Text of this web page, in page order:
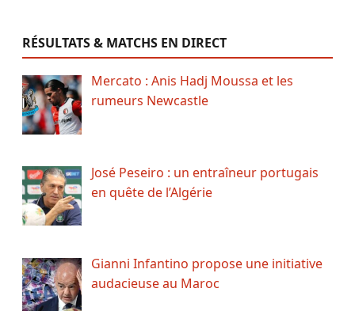
RÉSULTATS & MATCHS EN DIRECT
Mercato : Anis Hadj Moussa et les
rumeurs Newcastle
José Peseiro : un entraîneur portugais
en quête de l’Algérie
Gianni Infantino propose une initiative
audacieuse au Maroc